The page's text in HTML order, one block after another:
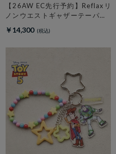
【26AW EC先行予約】Reflaxリ
ノンウエストギャザーテーパー
￥14,300